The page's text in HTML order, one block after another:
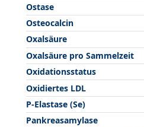
Ostase
Osteocalcin
Oxalsäure
Oxalsäure pro Sammelzeit
Oxidationsstatus
Oxidiertes LDL
P-Elastase (Se)
Pankreasamylase